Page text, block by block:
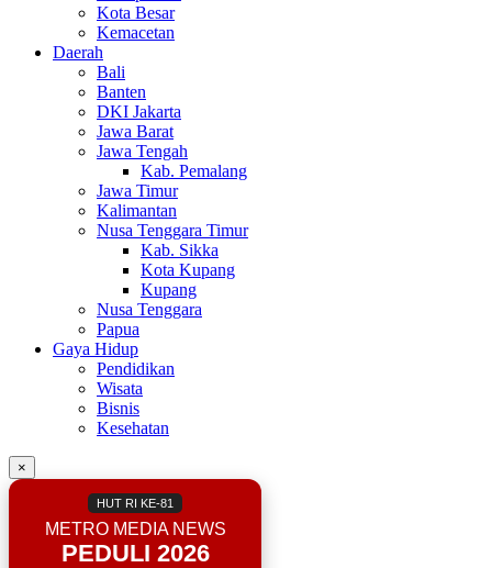
Kota Besar
Kemacetan
Daerah
Bali
Banten
DKI Jakarta
Jawa Barat
Jawa Tengah
Kab. Pemalang
Jawa Timur
Kalimantan
Nusa Tenggara Timur
Kab. Sikka
Kota Kupang
Kupang
Nusa Tenggara
Papua
Gaya Hidup
Pendidikan
Wisata
Bisnis
Kesehatan
×
HUT RI KE-81
METRO MEDIA NEWS
PEDULI 2026